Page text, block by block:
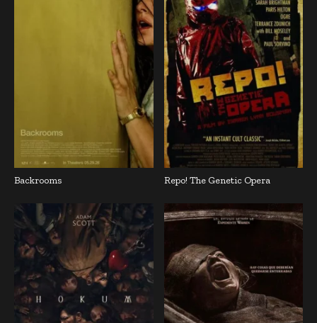
Backrooms Repo! The Genetic Opera